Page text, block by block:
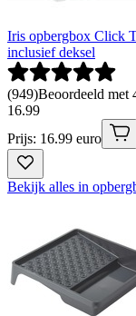
Iris opbergbox Click
inclusief deksel
(949)Beoordeeld met
16.99
Prijs: 16.99 euro
Bekijk alles in